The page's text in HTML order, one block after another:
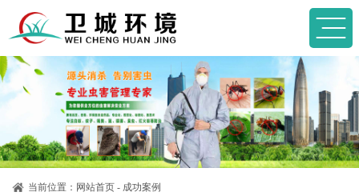
当前位置： 网站首页 - 成功案例